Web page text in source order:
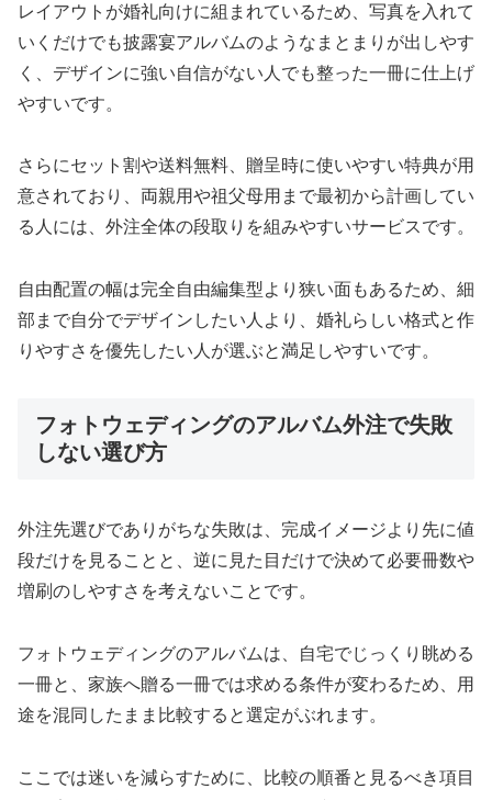
レイアウトが婚礼向けに組まれているため、写真を入れて
いくだけでも披露宴アルバムのようなまとまりが出しやす
く、デザインに強い自信がない人でも整った一冊に仕上げ
やすいです。
さらにセット割や送料無料、贈呈時に使いやすい特典が用
意されており、両親用や祖父母用まで最初から計画してい
る人には、外注全体の段取りを組みやすいサービスです。
自由配置の幅は完全自由編集型より狭い面もあるため、細
部まで自分でデザインしたい人より、婚礼らしい格式と作
りやすさを優先したい人が選ぶと満足しやすいです。
フォトウェディングのアルバム外注で失敗
しない選び方
外注先選びでありがちな失敗は、完成イメージより先に値
段だけを見ることと、逆に見た目だけで決めて必要冊数や
増刷のしやすさを考えないことです。
フォトウェディングのアルバムは、自宅でじっくり眺める
一冊と、家族へ贈る一冊では求める条件が変わるため、用
途を混同したまま比較すると選定がぶれます。
ここでは迷いを減らすために、比較の順番と見るべき項目